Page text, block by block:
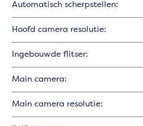
Automatisch scherpstellen:
Hoofd camera resolutie:
Ingebouwde flitser:
Main camera:
Main camera resolutie: